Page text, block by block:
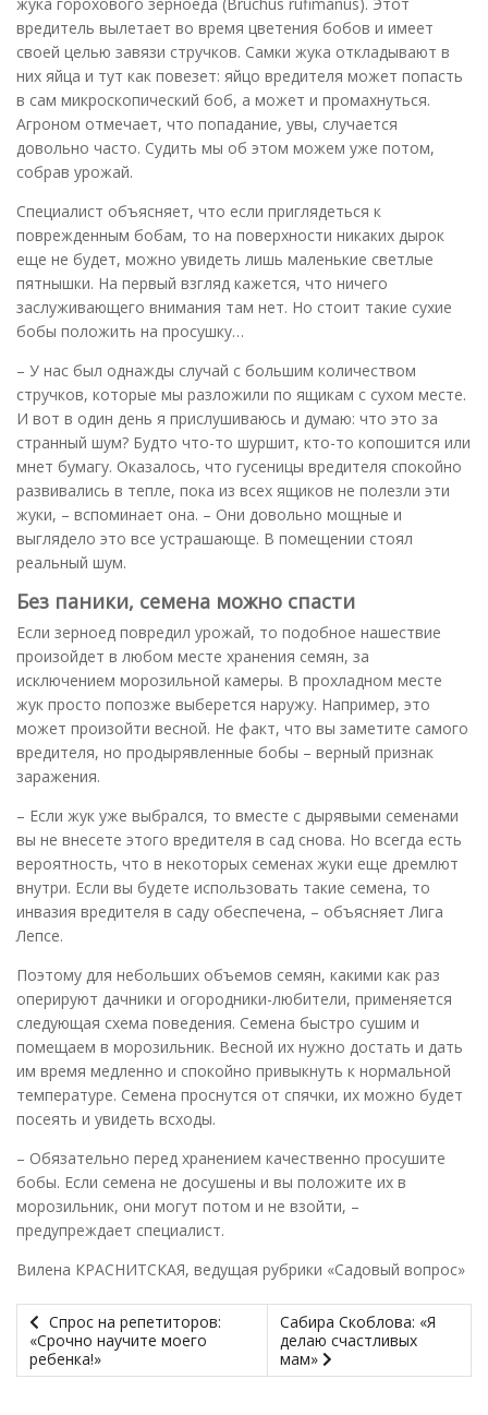
жука горохового зерноеда (Bruchus rufimanus). Этот
вредитель вылетает во время цветения бобов и имеет
своей целью завязи стручков. Самки жука откладывают в
них яйца и тут как повезет: яйцо вредителя может попасть
в сам микроскопический боб, а может и промахнуться.
Агроном отмечает, что попадание, увы, случается
довольно часто. Судить мы об этом можем уже потом,
собрав урожай.
Специалист объясняет, что если приглядеться к
поврежденным бобам, то на поверхности никаких дырок
еще не будет, можно увидеть лишь маленькие светлые
пятнышки. На первый взгляд кажется, что ничего
заслуживающего внимания там нет. Но стоит такие сухие
бобы положить на просушку…
– У нас был однажды случай с большим количеством
стручков, которые мы разложили по ящикам с сухом месте.
И вот в один день я прислушиваюсь и думаю: что это за
странный шум? Будто что-то шуршит, кто-то копошится или
мнет бумагу. Оказалось, что гусеницы вредителя спокойно
развивались в тепле, пока из всех ящиков не полезли эти
жуки, – вспоминает она. – Они довольно мощные и
выглядело это все устрашающе. В помещении стоял
реальный шум.
Без паники, семена можно спасти
Если зерноед повредил урожай, то подобное нашествие
произойдет в любом месте хранения семян, за
исключением морозильной камеры. В прохладном месте
жук просто попозже выберется наружу. Например, это
может произойти весной. Не факт, что вы заметите самого
вредителя, но продырявленные бобы – верный признак
заражения.
– Если жук уже выбрался, то вместе с дырявыми семенами
вы не внесете этого вредителя в сад снова. Но всегда есть
вероятность, что в некоторых семенах жуки еще дремлют
внутри. Если вы будете использовать такие семена, то
инвазия вредителя в саду обеспечена, – объясняет Лига
Лепсе.
Поэтому для небольших объемов семян, какими как раз
оперируют дачники и огородники-любители, применяется
следующая схема поведения. Семена быстро сушим и
помещаем в морозильник. Весной их нужно достать и дать
им время медленно и спокойно привыкнуть к нормальной
температуре. Семена проснутся от спячки, их можно будет
посеять и увидеть всходы.
– Обязательно перед хранением качественно просушите
бобы. Если семена не досушены и вы положите их в
морозильник, они могут потом и не взойти, –
предупреждает специалист.
Вилена КРАСНИТСКАЯ, ведущая рубрики «Садовый вопрос»
Спрос на репетиторов:
«Срочно научите моего
ребенка!»
Сабира Скоблова: «Я
делаю счастливых
мам»